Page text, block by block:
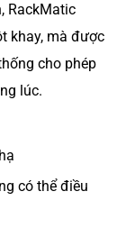
RackMatic
khay, mà được
cho phép
lúc.
có thể điều